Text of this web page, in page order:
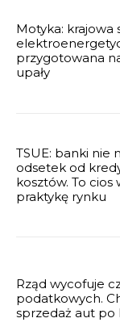
Motyka: krajowa
przygotowana
upały
TSUE: banki nie
odsetek od
kosztów. To cios
praktykę rynku
Rząd wycofuje
podatkowych.
sprzedaż aut po